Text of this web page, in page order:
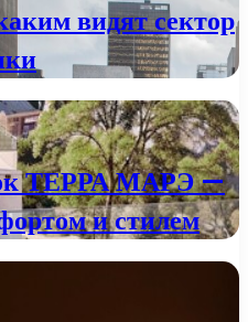
видят сектор
ТЕРРА МАРЭ —
и стилем